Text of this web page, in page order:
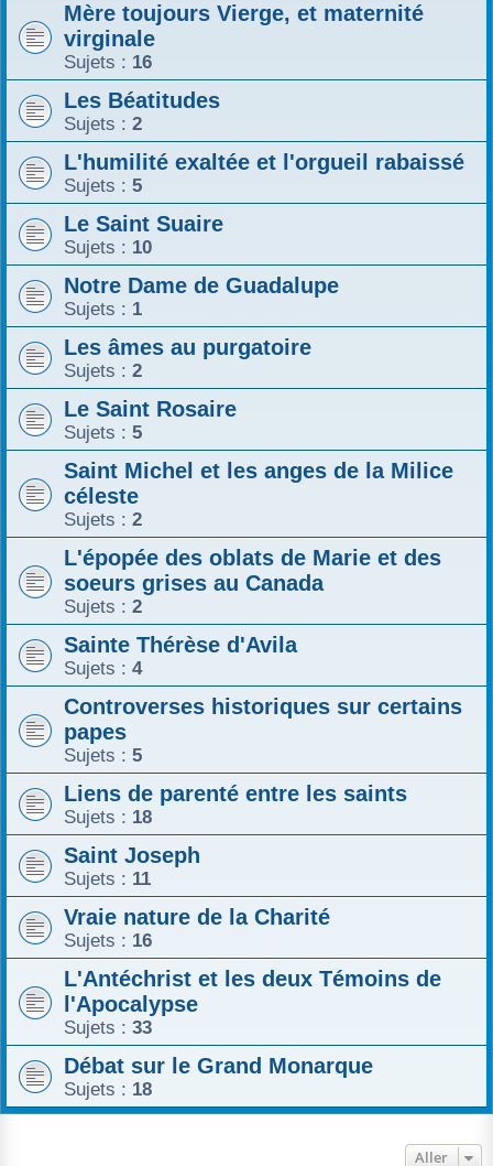
Mère toujours Vierge, et maternité
virginale
Sujets : 16
Les Béatitudes
Sujets : 2
L'humilité exaltée et l'orgueil rabaissé
Sujets : 5
Le Saint Suaire
Sujets : 10
Notre Dame de Guadalupe
Sujets : 1
Les âmes au purgatoire
Sujets : 2
Le Saint Rosaire
Sujets : 5
Saint Michel et les anges de la Milice
céleste
Sujets : 2
L'épopée des oblats de Marie et des
soeurs grises au Canada
Sujets : 2
Sainte Thérèse d'Avila
Sujets : 4
Controverses historiques sur certains
papes
Sujets : 5
Liens de parenté entre les saints
Sujets : 18
Saint Joseph
Sujets : 11
Vraie nature de la Charité
Sujets : 16
L'Antéchrist et les deux Témoins de
l'Apocalypse
Sujets : 33
Débat sur le Grand Monarque
Sujets : 18
Aller